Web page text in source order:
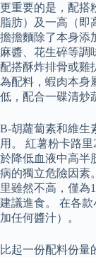
更重要的是，配搭
脂肪）及一高（即
擔擔麵除了本身添
麻醬、花生碎等調
配搭酥炸排骨或雞
為配料，蝦肉本身
低，配合一碟清炒
Β-胡蘿蔔素和維生
用。 紅薯粉卡路
於降低血液中高半
病的獨立危險因素
里雖然不高，僅為
建議進食。 在各
加任何醬汁）。
比起一份配料份量